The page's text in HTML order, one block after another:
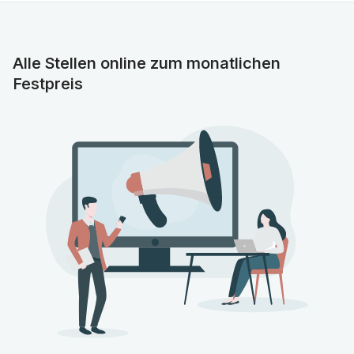
Gesetzlich notwendigen Nachweis über
Immunisierung gegen Masern
Eine Vollzeitstelle mit tarifgerechter Vergütung und 30
Tage Erholungsurlaub bei einer 5-Tage-Woche,
entsprechend TV-Ärzte Helios
Entwicklungsmöglichkeiten durch eine Vielzahl an
Fortbildungsangeboten unserer Kliniken oder der
Helios Akademie und Unterstützung bei der Erlangung
von Zusatzqualifikationen
Die Helios Zentralbibliothek und die Wissensplattform
Amboss, sie stehen Ihnen jederzeit kostenfrei zur
Verfügung
Alle Stellen online zum monatlichen
Festpreis